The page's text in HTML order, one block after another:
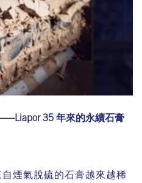
35 年來的永續石膏
煙氣脫硫的石膏越來越稀